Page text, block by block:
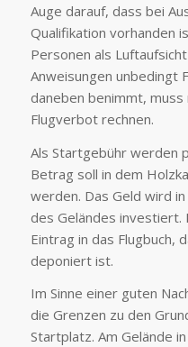
Auge darauf, dass bei
Qualifikation vorhanden
Personen als
Anweisungen unbedingt
daneben benimmt,
Flugverbot rechnen.
Als Startgebühr werden
Betrag soll in dem
werden. Das Geld wird
des Geländes investiert.
Eintrag in das Flugbuch,
deponiert ist.
Im Sinne einer guten
die Grenzen zu den
Startplatz. Am Gelände